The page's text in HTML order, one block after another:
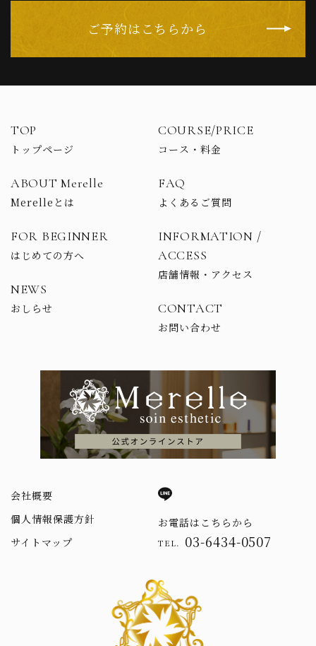
ご予約はこちらから
TOP
トップページ
ABOUT Merelle
Merelleとは
FOR BEGINNER
はじめての方へ
NEWS
おしらせ
COURSE/PRICE
コース・料金
FAQ
よくあるご質問
INFORMATION /
ACCESS
店舗情報・アクセス
CONTACT
お問い合わせ
会社概要
個人情報保護方針
サイトマップ
お電話はこちらから
TEL. 03-6434-0507